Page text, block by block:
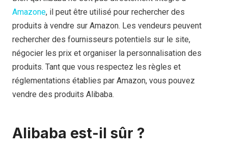
Amazone, il peut être utilisé pour rechercher des
produits à vendre sur Amazon. Les vendeurs peuvent
rechercher des fournisseurs potentiels sur le site,
négocier les prix et organiser la personnalisation des
produits. Tant que vous respectez les règles et
réglementations établies par Amazon, vous pouvez
vendre des produits Alibaba.
Alibaba est-il sûr ?